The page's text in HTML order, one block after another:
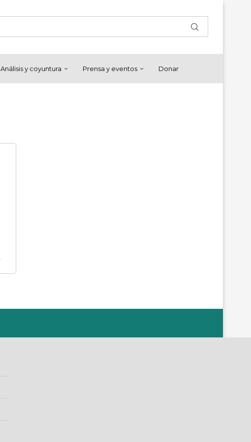
Análisis y coyuntura Prensa y eventos Donar